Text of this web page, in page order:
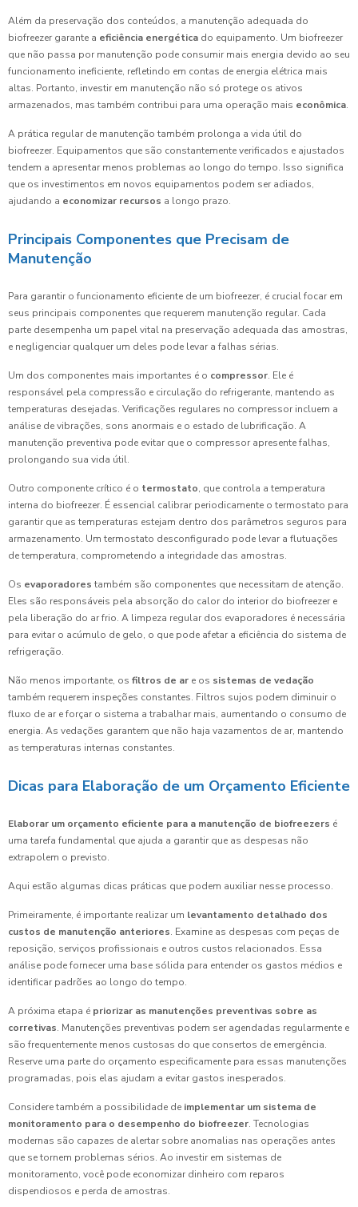
Além da preservação dos conteúdos, a manutenção adequada do
biofreezer garante a eficiência energética do equipamento. Um biofreezer
que não passa por manutenção pode consumir mais energia devido ao seu
funcionamento ineficiente, refletindo em contas de energia elétrica mais
altas. Portanto, investir em manutenção não só protege os ativos
armazenados, mas também contribui para uma operação mais econômica.
A prática regular de manutenção também prolonga a vida útil do
biofreezer. Equipamentos que são constantemente verificados e ajustados
tendem a apresentar menos problemas ao longo do tempo. Isso significa
que os investimentos em novos equipamentos podem ser adiados,
ajudando a economizar recursos a longo prazo.
Principais Componentes que Precisam de
Manutenção
Para garantir o funcionamento eficiente de um biofreezer, é crucial focar em
seus principais componentes que requerem manutenção regular. Cada
parte desempenha um papel vital na preservação adequada das amostras,
e negligenciar qualquer um deles pode levar a falhas sérias.
Um dos componentes mais importantes é o compressor. Ele é
responsável pela compressão e circulação do refrigerante, mantendo as
temperaturas desejadas. Verificações regulares no compressor incluem a
análise de vibrações, sons anormais e o estado de lubrificação. A
manutenção preventiva pode evitar que o compressor apresente falhas,
prolongando sua vida útil.
Outro componente crítico é o termostato, que controla a temperatura
interna do biofreezer. É essencial calibrar periodicamente o termostato para
garantir que as temperaturas estejam dentro dos parâmetros seguros para
armazenamento. Um termostato desconfigurado pode levar a flutuações
de temperatura, comprometendo a integridade das amostras.
Os evaporadores também são componentes que necessitam de atenção.
Eles são responsáveis pela absorção do calor do interior do biofreezer e
pela liberação do ar frio. A limpeza regular dos evaporadores é necessária
para evitar o acúmulo de gelo, o que pode afetar a eficiência do sistema de
refrigeração.
Não menos importante, os filtros de ar e os sistemas de vedação
também requerem inspeções constantes. Filtros sujos podem diminuir o
fluxo de ar e forçar o sistema a trabalhar mais, aumentando o consumo de
energia. As vedações garantem que não haja vazamentos de ar, mantendo
as temperaturas internas constantes.
Dicas para Elaboração de um Orçamento Eficiente
Elaborar um orçamento eficiente para a manutenção de biofreezers é
uma tarefa fundamental que ajuda a garantir que as despesas não
extrapolem o previsto.
Aqui estão algumas dicas práticas que podem auxiliar nesse processo.
Primeiramente, é importante realizar um levantamento detalhado dos
custos de manutenção anteriores. Examine as despesas com peças de
reposição, serviços profissionais e outros custos relacionados. Essa
análise pode fornecer uma base sólida para entender os gastos médios e
identificar padrões ao longo do tempo.
A próxima etapa é priorizar as manutenções preventivas sobre as
corretivas. Manutenções preventivas podem ser agendadas regularmente e
são frequentemente menos custosas do que consertos de emergência.
Reserve uma parte do orçamento especificamente para essas manutenções
programadas, pois elas ajudam a evitar gastos inesperados.
Considere também a possibilidade de implementar um sistema de
monitoramento para o desempenho do biofreezer. Tecnologias
modernas são capazes de alertar sobre anomalias nas operações antes
que se tornem problemas sérios. Ao investir em sistemas de
monitoramento, você pode economizar dinheiro com reparos
dispendiosos e perda de amostras.